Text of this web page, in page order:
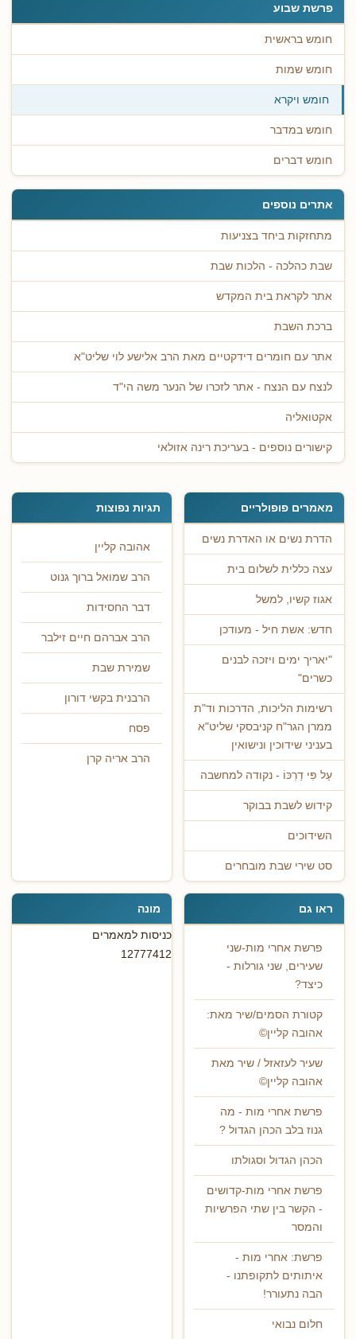
פרשת שבוע
חומש בראשית
חומש שמות
חומש ויקרא
חומש במדבר
חומש דברים
אתרים נוספים
מתחזקות ביחד בצניעות
שבת כהלכה - הלכות שבת
אתר לקראת בית המקדש
ברכת השבת
אתר עם חומרים דידקטיים מאת הרב אלישע לוי שליט"א
לנצח עם הנצח - אתר לזכרו של הנער משה הי"ד
אקטואליה
קישורים נוספים - בעריכת רינה אזולאי
מאמרים פופולריים
הדרת נשים או האדרת נשים
עצה כללית לשלום בית
אגוז קשיו, למשל
חדש: אשת חיל - מעודכן
"יאריך ימים ויזכה לבנים
כשרים"
רשימות הליכות, הדרכות וד"ת
ממרן הגר"ח קניבסקי שליט"א
בעניני שידוכין ונישואין
עַל פִּי דַרְכּוֹ - נקודה למחשבה
קידוש לשבת בבוקר
השידוכים
סט שירי שבת מובחרים
תגיות נפוצות
אהובה קליין
הרב שמואל ברוך גנוט
דבר החסידות
הרב אברהם חיים זילבר
שמירת שבת
הרבנית בקשי דורון
פסח
הרב אריה קרן
ראו גם
פרשת אחרי מות-שני
שעירים, שני גורלות -
כיצד?
קטורת הסמים/שיר מאת:
אהובה קליין©
שעיר לעזאזל / שיר מאת
אהובה קליין©
פרשת אחרי מות - מה
גנוז בלב הכהן הגדול ?
הכהן הגדול וסגולתו
פרשת אחרי מות-קדושים
- הקשר בין שתי הפרשיות
והמסר
פרשת: אחרי מות -
איתותים לתקופתנו -
הבה נתעורר!
חלום נבואי
מונה
כניסות למאמרים
12777412